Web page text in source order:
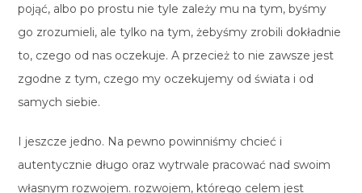
pojąć, albo po prostu nie tyle zależy mu na tym, byśmy
go zrozumieli, ale tylko na tym, żebyśmy zrobili dokładnie
to, czego od nas oczekuje. A przecież to nie zawsze jest
zgodne z tym, czego my oczekujemy od świata i od
samych siebie.
I jeszcze jedno. Na pewno powinniśmy chcieć i
autentycznie długo oraz wytrwale pracować nad swoim
własnym rozwojem. rozwojem, którego celem jest